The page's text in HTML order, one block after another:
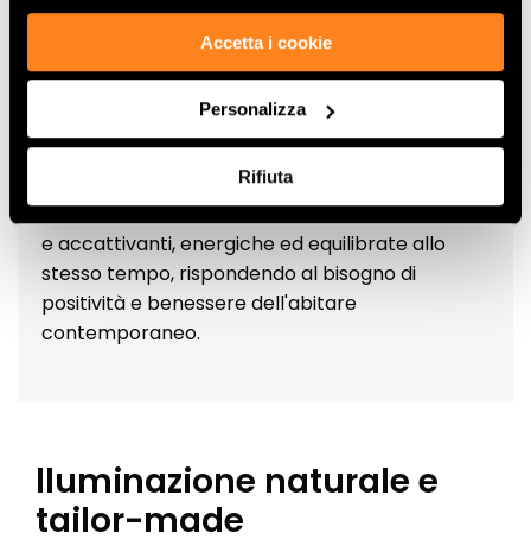
Accetta i cookie
Personalizza
Rifiuta
I colori di tendenza
I colori di tendenzasembrano andare alla
ricerca della gioia.
Sono intensi, audaci, vibranti, morbidi e
armoniosi, così da creare atmosfere rilassanti
e accattivanti, energiche ed equilibrate allo
stesso tempo, rispondendo al bisogno di
positività e benessere dell'abitare
contemporaneo.
lluminazione naturale e
tailor-made